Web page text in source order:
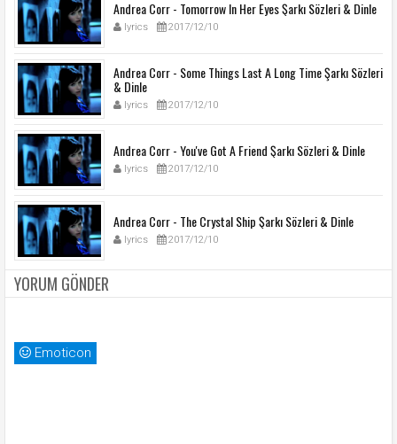
Andrea Corr - Tomorrow In Her Eyes Şarkı Sözleri & Dinle
lyrics 2017/12/10
Andrea Corr - Some Things Last A Long Time Şarkı Sözleri
& Dinle
lyrics 2017/12/10
Andrea Corr - You've Got A Friend Şarkı Sözleri & Dinle
lyrics 2017/12/10
Andrea Corr - The Crystal Ship Şarkı Sözleri & Dinle
lyrics 2017/12/10
YORUM GÖNDER
Emoticon